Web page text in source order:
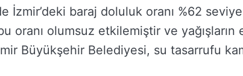
İzmir’deki baraj doluluk oranı %62
oranı olumsuz etkilemiştir ve yağışların
Büyükşehir Belediyesi, su tasarrufu